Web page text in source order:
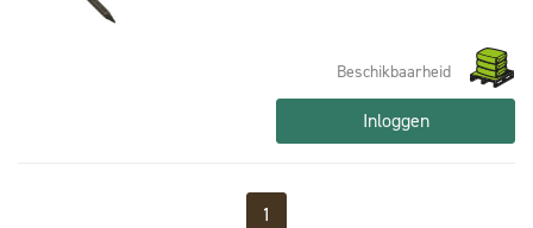
Beschikbaarheid
Inloggen
1